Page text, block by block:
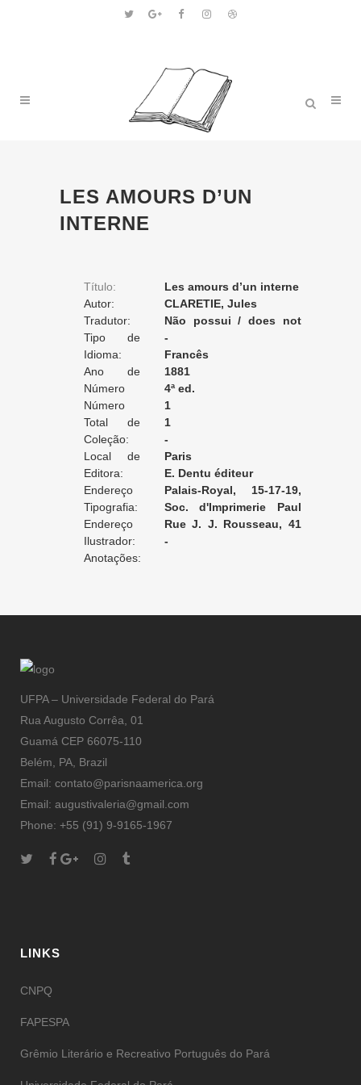
LES AMOURS D’UN
INTERNE
Título:
Les amours d’un interne
Autor:
CLARETIE, Jules
Tradutor:
Não possui / does not
apply / ne posséde pas
Tipo de
Tradução:
-
Idioma:
Francês
Ano de
Edição:
1881
Número
da Edição:
4ª ed.
Número
do Volume:
1
Total de
Volumes:
1
Coleção:
-
Local de
Edição:
Paris
Editora:
E. Dentu éditeur
Endereço
da Editora:
Palais-Royal, 15-17-19,
Galerie d'Orléans
Tipografia:
Soc. d'Imprimerie Paul
Dupont
Endereço
da Tipografia:
Rue J. J. Rousseau, 41
[Paris]
Ilustrador:
-
Anotações:
UFPA – Universidade Federal do Pará
Rua Augusto Corrêa, 01
Guamá CEP 66075-110
Belém, PA, Brazil
Email: contato@parisnaamerica.org
Email: augustivaleria@gmail.com
Phone: +55 (91) 9-9165-1967
LINKS
CNPQ
FAPESPA
Grêmio Literário e Recreativo Português do Pará